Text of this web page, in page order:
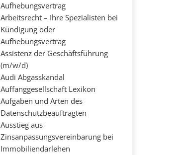
Aufhebungsvertrag
Arbeitsrecht – Ihre Spezialisten bei
Kündigung oder
Aufhebungsvertrag
Assistenz der Geschäftsführung
(m/w/d)
Audi Abgasskandal
Auffanggesellschaft Lexikon
Aufgaben und Arten des
Datenschutzbeauftragten
Ausstieg aus
Zinsanpassungsvereinbarung bei
Immobiliendarlehen